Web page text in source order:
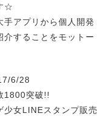
☆
手アプリから個人開発
介することをモットー
6/28
1800突破!!
少女LINEスタンプ販売